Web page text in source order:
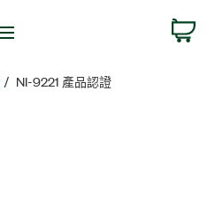
NI-9221 產品認證